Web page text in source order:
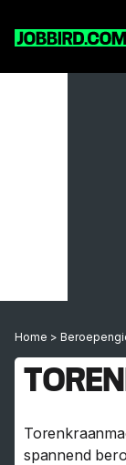
Home >
spannend